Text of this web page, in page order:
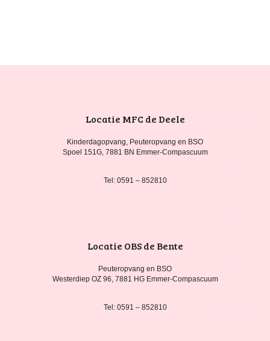
Locatie MFC de Deele
Kinderdagopvang, Peuteropvang en BSO
Spoel 151G, 7881 BN Emmer-Compascuum
Tel: 0591 – 852810
Locatie OBS de Bente
Peuteropvang en BSO
Westerdiep OZ 96, 7881 HG Emmer-Compascuum
Tel: 0591 – 852810